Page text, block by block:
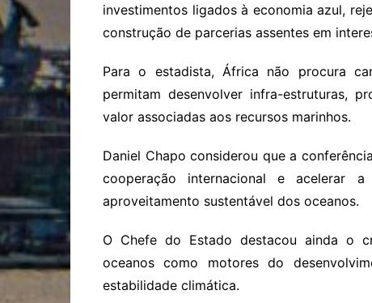
investimentos ligados à economia azul,
construção de parcerias assentes em
Para o estadista, África não procura
permitam desenvolver infra-estruturas,
valor associadas aos recursos marinhos.
Daniel Chapo considerou que a
cooperação internacional e acelerar
aproveitamento sustentável dos oceanos.
O Chefe do Estado destacou ainda o
oceanos como motores do
estabilidade climática.